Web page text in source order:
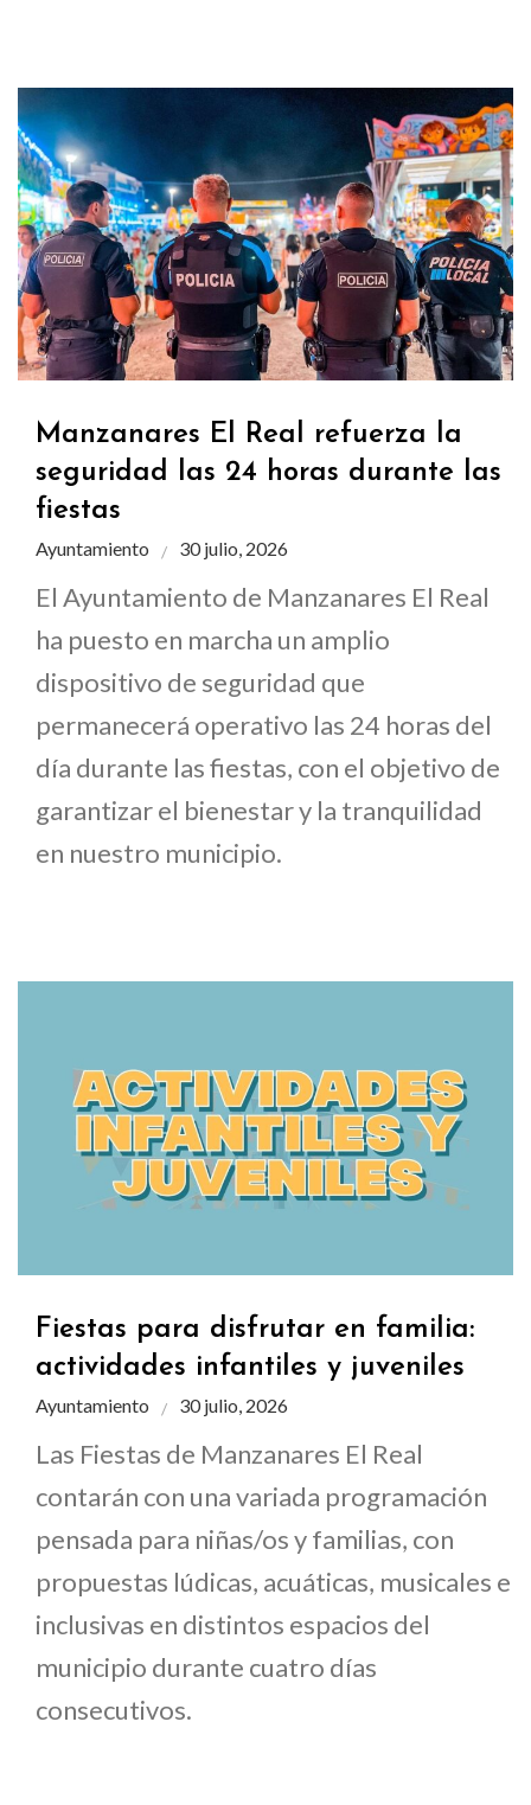
Manzanares El Real refuerza la
seguridad las 24 horas durante las
fiestas
Ayuntamiento 30 julio, 2026
El Ayuntamiento de Manzanares El Real
ha puesto en marcha un amplio
dispositivo de seguridad que
permanecerá operativo las 24 horas del
día durante las fiestas, con el objetivo de
garantizar el bienestar y la tranquilidad
en nuestro municipio.
Fiestas para disfrutar en familia:
actividades infantiles y juveniles
Ayuntamiento 30 julio, 2026
Las Fiestas de Manzanares El Real
contarán con una variada programación
pensada para niñas/os y familias, con
propuestas lúdicas, acuáticas, musicales e
inclusivas en distintos espacios del
municipio durante cuatro días
consecutivos.